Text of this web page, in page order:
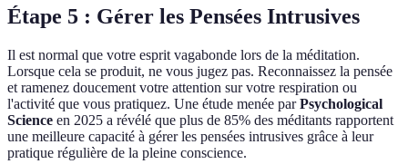
Étape 5 : Gérer les Pensées Intrusives
Il est normal que votre esprit vagabonde lors de la méditation.
Lorsque cela se produit, ne vous jugez pas. Reconnaissez la pensée
et ramenez doucement votre attention sur votre respiration ou
l'activité que vous pratiquez. Une étude menée parPsychological
Science en 2025 a révélé que plus de 85% des méditants rapportent
une meilleure capacité à gérer les pensées intrusives grâce à leur
pratique régulière de la pleine conscience.